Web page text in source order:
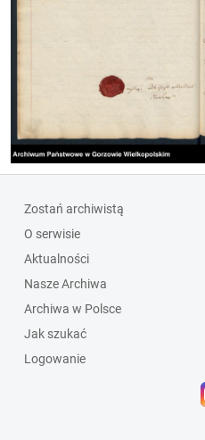
Zostań archiwistą
O serwisie
Aktualności
Nasze Archiwa
Archiwa w Polsce
Jak szukać
Logowanie